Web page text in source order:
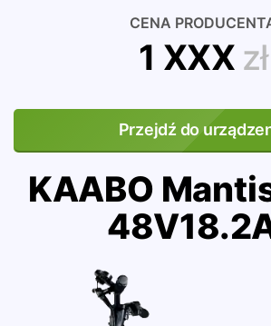
CENA
1 XXX zł
Przejdź do
KAABO